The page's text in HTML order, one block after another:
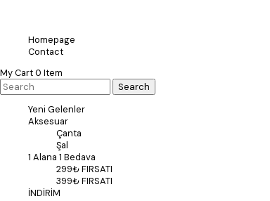
Homepage
Contact
My Cart0 Item
Yeni Gelenler
Aksesuar
Çanta
Şal
1 Alana 1 Bedava
299₺ FIRSATI
399₺ FIRSATI
İNDİRİM